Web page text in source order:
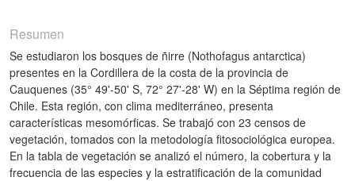
Resumen
Se estudiaron los bosques de ñirre (Nothofagus antarctica)
presentes en la Cordillera de la costa de la provincia de
Cauquenes (35° 49'-50' S, 72° 27'-28' W) en la Séptima región de
Chile. Esta región, con clima mediterráneo, presenta
características mesomórficas. Se trabajó con 23 censos de
vegetación, tomados con la metodología fitosociológica europea.
En la tabla de vegetación se analizó el número, la cobertura y la
frecuencia de las especies y la estratificación de la comunidad